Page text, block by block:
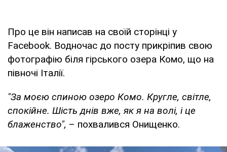
Про це він написав на своїй сторінці у
Facebook. Водночас до посту прикріпив свою
фотографію біля гірського озера Комо, що на
півночі Італії.
"За моєю спиною озеро Комо. Кругле, світле,
спокійне. Шість днів вже, як я на волі, і це
блаженство", – похвалився Онищенко.